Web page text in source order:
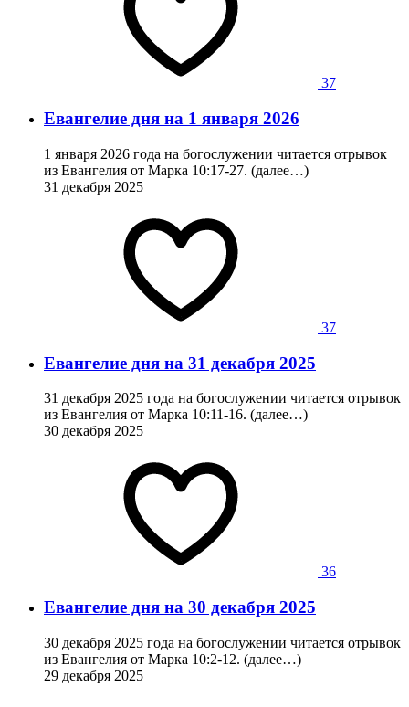
37
Евангелие дня на 1 января 2026
1 января 2026 года на богослужении читается отрывок
из Евангелия от Марка 10:17-27. (далее…)
31 декабря 2025
37
Евангелие дня на 31 декабря 2025
31 декабря 2025 года на богослужении читается отрывок
из Евангелия от Марка 10:11-16. (далее…)
30 декабря 2025
36
Евангелие дня на 30 декабря 2025
30 декабря 2025 года на богослужении читается отрывок
из Евангелия от Марка 10:2-12. (далее…)
29 декабря 2025